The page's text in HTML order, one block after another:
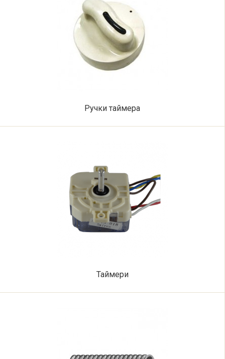
Ручки таймера
Таймери